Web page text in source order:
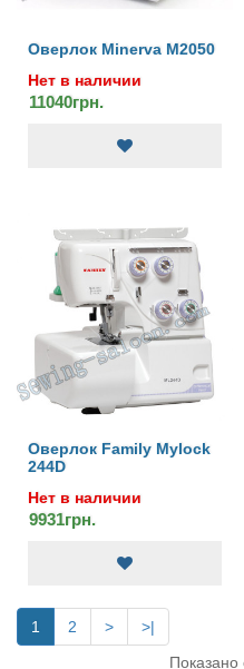
Оверлок Minerva M2050
Нет в наличии
11040грн.
Оверлок Family Mylock
244D
Нет в наличии
9931грн.
1 2 >
>|
Показано